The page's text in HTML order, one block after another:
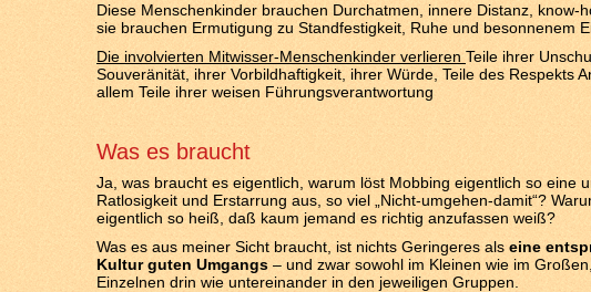
Diese Menschenkinder brauchen Durchatmen, innere Distanz, know-
sie brauchen Ermutigung zu Standfestigkeit, Ruhe und besonnenem
Die involvierten Mitwisser-Menschenkinder verlierenTeile ihrer
Souveränität, ihrer Vorbildhaftigkeit, ihrer Würde, Teile des Respekts
allem Teile ihrer weisen Führungsverantwortung
Was es braucht
Ja, was braucht es eigentlich, warum löst Mobbing eigentlich so eine
Ratlosigkeit und Erstarrung aus, so viel „Nicht-umgehen-damit“?
eigentlich so heiß, daß kaum jemand es richtig anzufassen weiß?
Was es aus meiner Sicht braucht, ist nichts Geringeres als eine
Kultur guten Umgangs – und zwar sowohl im Kleinen wie im
Einzelnen drin wie untereinander in den jeweiligen Gruppen.